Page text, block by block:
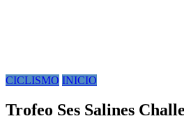
CICLISMO INICIO
Trofeo Ses Salines